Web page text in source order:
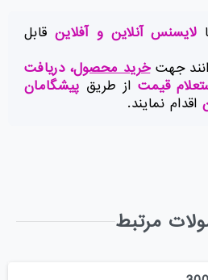
لایسنس آنلاین و آفلاینقابل
جهتخرید محصول، دریافت
قیمت از طریق پیشگامان
اقدام نمایند.
مرتبط